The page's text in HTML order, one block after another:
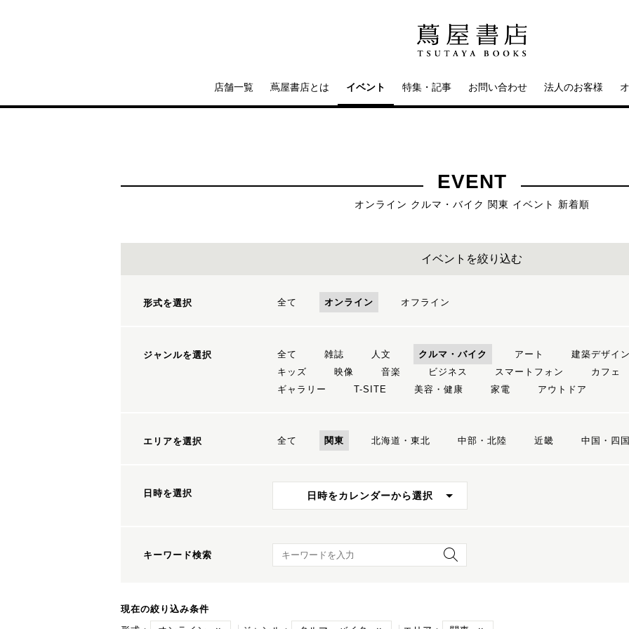
店舗一覧 蔦屋書店とは イベント 特集・記事 お問い合わせ 法人のお客様
EVENT
オンライン クルマ・バイク 関東 イベント 新着順
イベントを絞り込む
形式を選択 全て オンライン オフライン
ジャンルを選択 全て 雑誌 人文 クルマ・バイク アート 建築デザイン
キッズ
映像 音楽 ビジネス スマートフォン カフェ
ギャラリー
T-SITE 美容・健康 家電 アウトドア
エリアを選択 全て 関東 北海道・東北 中部・北陸 近畿 中国・四国
日時を選択 日時をカレンダーから選択
キーワード検索 キーワード検索
現在の絞り込み条件